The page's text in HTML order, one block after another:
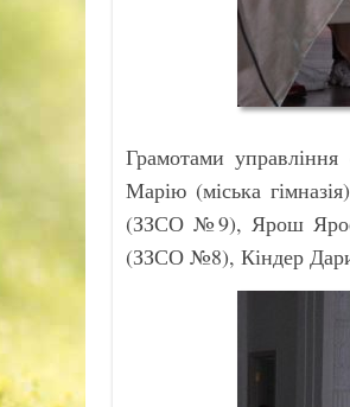
Грамотами
Марію (міська
(ЗЗСО №9), Ярош
(ЗЗСО №8), Кіндер